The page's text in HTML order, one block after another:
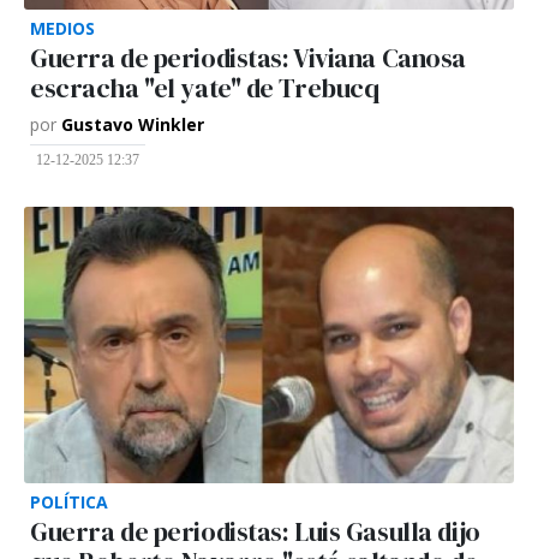
MEDIOS
Guerra de periodistas: Viviana Canosa
escracha "el yate" de Trebucq
por Gustavo Winkler
12-12-2025 12:37
POLÍTICA
Guerra de periodistas: Luis Gasulla dijo